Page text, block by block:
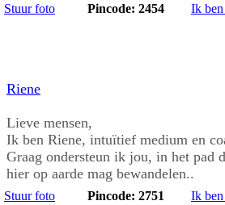
Stuur foto Pincode: 2454 Ik
Riene
Lieve mensen,
Ik ben Riene, intuïtief medium en
Graag ondersteun ik jou, in het pad
hier op aarde mag bewandelen..
Stuur foto Pincode: 2751 Ik